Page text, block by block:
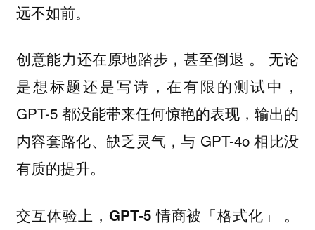
远不如前。
创意能力还在原地踏步，甚至倒退 。 无论
是想标题还是写诗，在有限的测试中，
GPT-5 都没能带来任何惊艳的表现，输出的
内容套路化、缺乏灵气，与 GPT-4o 相比没
有质的提升。
交互体验上，GPT-5 情商被「格式化」
。